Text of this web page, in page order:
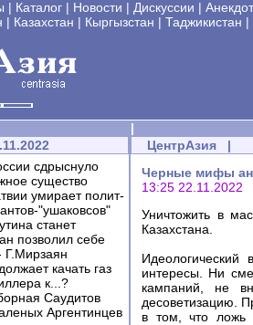
| Каталог | Новости | Дискуссии |
| Казахстан | Кыргызстан | Таджикистан |
|
сдрыснуло
существо
умирает полит-
"ушаковсов"
станет
позволил себе
Г.Мирзаян
качать газ
к...?
Саудитов
Аргентинцев
ЦентрАзия |
Черные мифы
13:25 22.11.2022
Уничтожить в
Казахстана.
Идеологический
интересы. Ни
кампаний, не
десоветизацию.
в том, что ложь